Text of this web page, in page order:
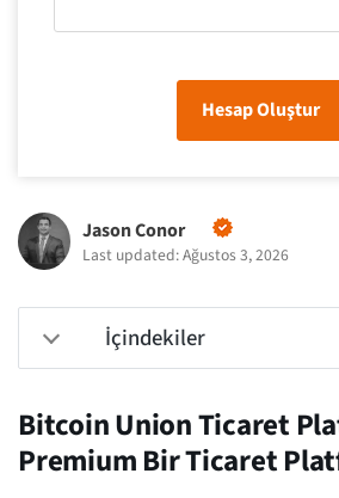
Hesap Oluştur
Jason Conor
Last updated: Ağustos 3, 2026
İçindekiler
Bitcoin Union Ticaret
Premium Bir Ticaret